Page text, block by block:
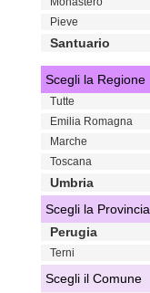
Pieve
Santuario
Scegli la Regione
Tutte
Emilia Romagna
Marche
Toscana
Umbria
Scegli la Provincia
Perugia
Terni
Scegli il Comune